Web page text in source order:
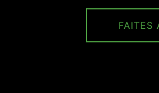
FAITES